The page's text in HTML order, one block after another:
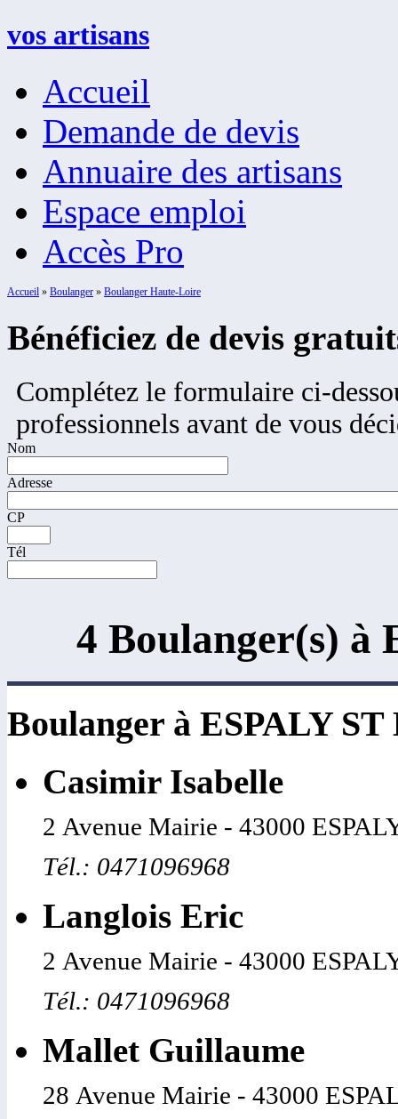
vos artisans
Accueil
Demande de devis
Annuaire des artisans
Espace emploi
Accès Pro
Accueil » Boulanger » Boulanger Haute-Loire
Bénéficiez de devis
Complétez le formulaire ci-
professionnels avant de vous
Nom
Adresse
CP
Tél
4 Boulanger(s) à
Boulanger à ESPALY
Casimir Isabelle
2 Avenue Mairie - 43000
Tél.: 0471096968
Langlois Eric
2 Avenue Mairie - 43000
Tél.: 0471096968
Mallet Guillaume
28 Avenue Mairie - 43000